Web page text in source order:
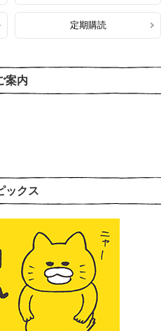
定期購読
案内
ックス